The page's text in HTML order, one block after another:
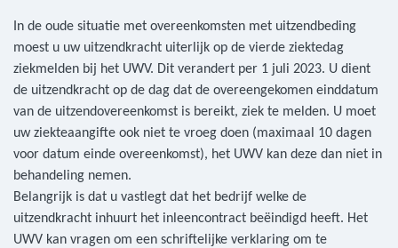
In de oude situatie met overeenkomsten met uitzendbeding
moest u uw uitzendkracht uiterlijk op de vierde ziektedag
ziekmelden bij het UWV. Dit verandert per 1 juli 2023. U dient
de uitzendkracht op de dag dat de overeengekomen einddatum
van de uitzendovereenkomst is bereikt, ziek te melden. U moet
uw ziekteaangifte ook niet te vroeg doen (maximaal 10 dagen
voor datum einde overeenkomst), het UWV kan deze dan niet in
behandeling nemen.
Belangrijk is dat u vastlegt dat het bedrijf welke de
uitzendkracht inhuurt het inleencontract beëindigd heeft. Het
UWV kan vragen om een schriftelijke verklaring om te